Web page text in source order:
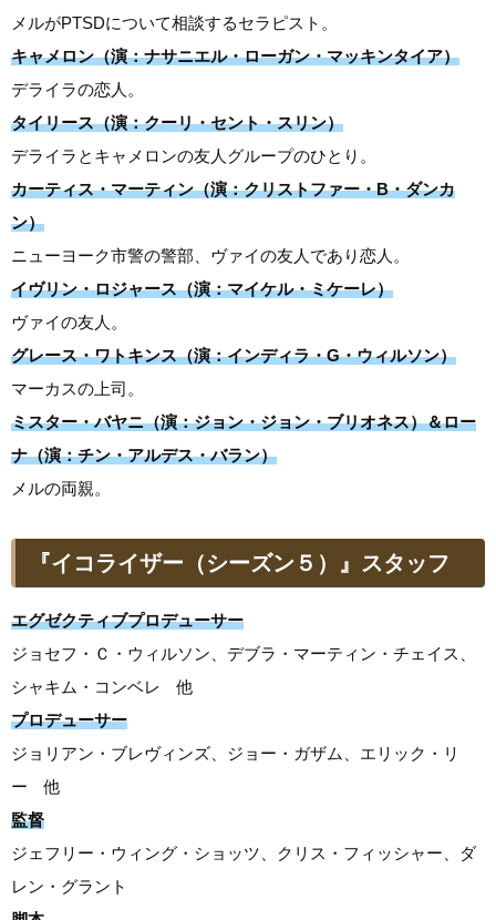
メルがPTSDについて相談するセラピスト。
キャメロン（演：ナサニエル・ローガン・マッキンタイア）
デライラの恋人。
タイリース（演：クーリ・セント・スリン）
デライラとキャメロンの友人グループのひとり。
カーティス・マーティン（演：クリストファー・B・ダンカ
ン）
ニューヨーク市警の警部、ヴァイの友人であり恋人。
イヴリン・ロジャース（演：マイケル・ミケーレ）
ヴァイの友人。
グレース・ワトキンス（演：インディラ・G・ウィルソン）
マーカスの上司。
ミスター・バヤニ（演：ジョン・ジョン・ブリオネス）＆ロー
ナ（演：チン・アルデス・バラン）
メルの両親。
『イコライザー（シーズン５）』スタッフ
エグゼクティブプロデューサー
ジョセフ・Ｃ・ウィルソン、デブラ・マーティン・チェイス、
シャキム・コンベレ 他
プロデューサー
ジョリアン・ブレヴィンズ、ジョー・ガザム、エリック・リ
ー 他
監督
ジェフリー・ウィング・ショッツ、クリス・フィッシャー、ダ
レン・グラント